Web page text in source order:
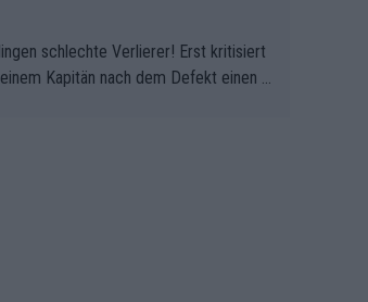
schlechte Verlierer! Erst kritisiert
Kapitän nach dem Defekt einen r